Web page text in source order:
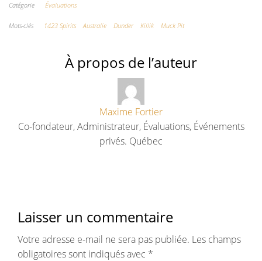
Catégorie Évaluations
Mots-clés 1423 Spirits Australie Dunder Killik Muck Pit
À propos de l’auteur
Maxime Fortier
Co-fondateur, Administrateur, Évaluations, Événements
privés. Québec
Laisser un commentaire
Votre adresse e-mail ne sera pas publiée. Les champs
obligatoires sont indiqués avec *